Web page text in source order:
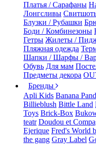
Платья / Сарафаны
Лонгсливы
Блузки / Рубашки
Боди / Комбинезоны
Гетры Жилеты /
Пляжная одежда
Шапки / Шарфы /
Обувь Для мам
Предметы декора
Бренды
Apli Kids Banana
Billieblush Bittle Land
Toys Brick-Box
teatr Doudou et
Ejerique Fred's World
the gang Gray Label